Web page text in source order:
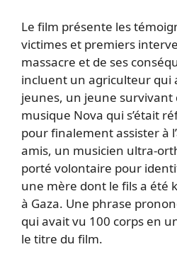
Le film présente les
victimes et premiers
massacre et de ses
incluent un agriculteur qui
jeunes, un jeune survivant
musique Nova qui s’était
pour finalement assister à
amis, un musicien ultra-
porté volontaire pour
une mère dont le fils a été
à Gaza. Une phrase
qui avait vu 100 corps en
le titre du film.